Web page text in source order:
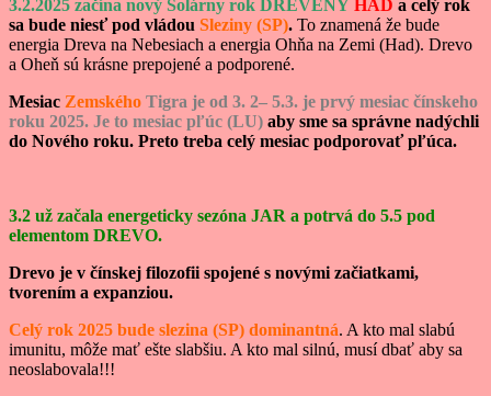
3.2.2025 začína nový Solárny rok DREVENÝ HAD a celý rok
sa bude niesť pod vládou Sleziny (SP). To znamená že bude
energia Dreva na Nebesiach a energia Ohňa na Zemi (Had). Drevo
a Oheň sú krásne prepojené a podporené.
Mesiac Zemského Tigra je od 3. 2– 5.3. je prvý mesiac čínskeho
roku 2025. Je to mesiac pľúc (LU) aby sme sa správne nadýchli
do Nového roku. Preto treba celý mesiac podporovať pľúca.
3.2 už začala energeticky sezóna JAR a potrvá do 5.5 pod
elementom DREVO.
Drevo je v čínskej filozofii spojené s novými začiatkami,
tvorením a expanziou.
Celý rok 2025 bude slezina (SP) dominantná. A kto mal slabú
imunitu, môže mať ešte slabšiu. A kto mal silnú, musí dbať aby sa
neoslabovala!!!